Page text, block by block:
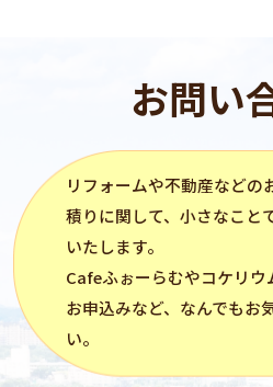
お問い
リフォームや不動産などの
積りに関して、小さなこと
いたします。
Cafeふぉーらむやコケリウ
お申込みなど、なんでもお
い。